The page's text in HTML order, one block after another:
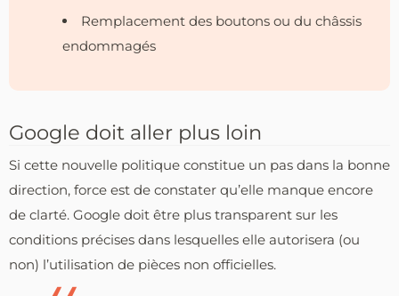
Remplacement des boutons ou du châssis
endommagés
Google doit aller plus loin
Si cette nouvelle politique constitue un pas dans la bonne
direction, force est de constater qu’elle manque encore
de clarté. Google doit être plus transparent sur les
conditions précises dans lesquelles elle autorisera (ou
non) l’utilisation de pièces non officielles.